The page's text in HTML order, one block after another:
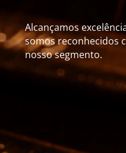
Alcançamos
somos reconhecidos
nosso segmento.